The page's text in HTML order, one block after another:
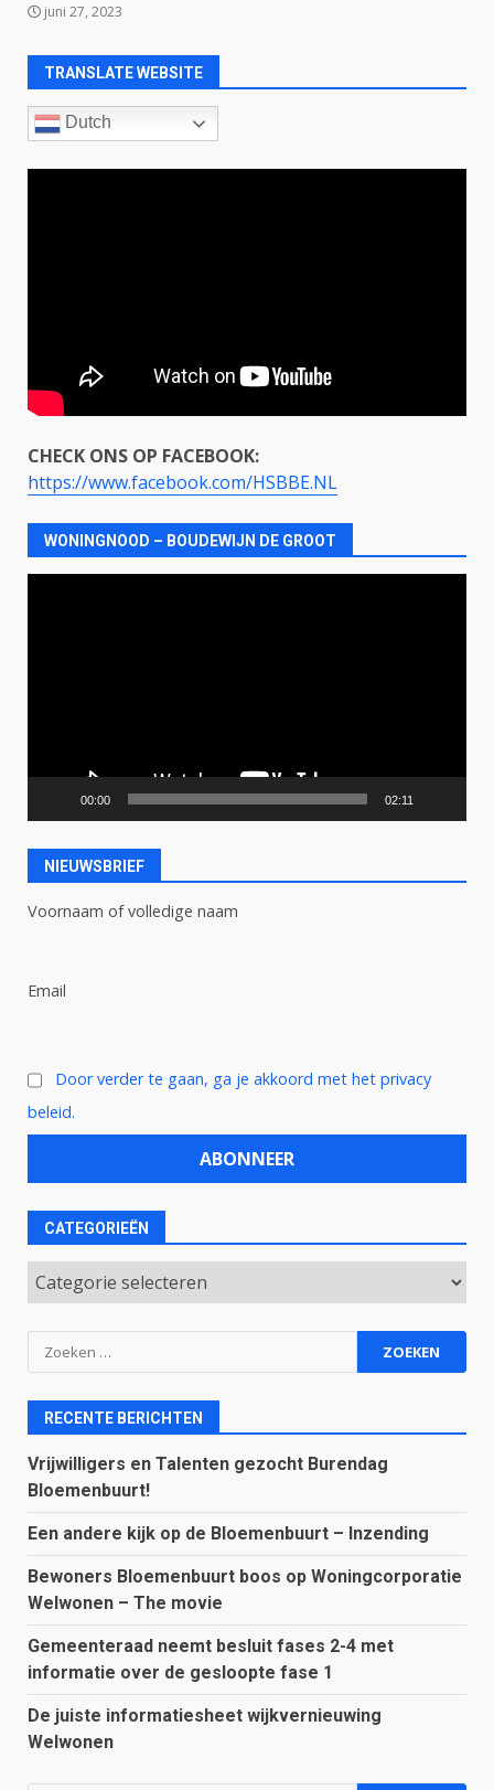
juni 27, 2023
TRANSLATE WEBSITE
Dutch
CHECK ONS OP FACEBOOK:
https://www.facebook.com/HSBBE.NL
WONINGNOOD – BOUDEWIJN DE GROOT
00:00 02:11
NIEUWSBRIEF
Voornaam of volledige naam
Email
Door verder te gaan, ga je akkoord met het privacy
beleid.
CATEGORIEËN
Categorieën
Zoeken
naar:
RECENTE BERICHTEN
Vrijwilligers en Talenten gezocht Burendag
Bloemenbuurt!
Een andere kijk op de Bloemenbuurt – Inzending
Bewoners Bloemenbuurt boos op Woningcorporatie
Welwonen – The movie
Gemeenteraad neemt besluit fases 2-4 met
informatie over de gesloopte fase 1
De juiste informatiesheet wijkvernieuwing
Welwonen